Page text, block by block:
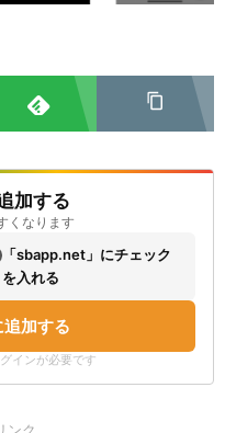
加する
くなります
「sbapp.net」にチェック
を入れる
加する
インが必要です
ンク